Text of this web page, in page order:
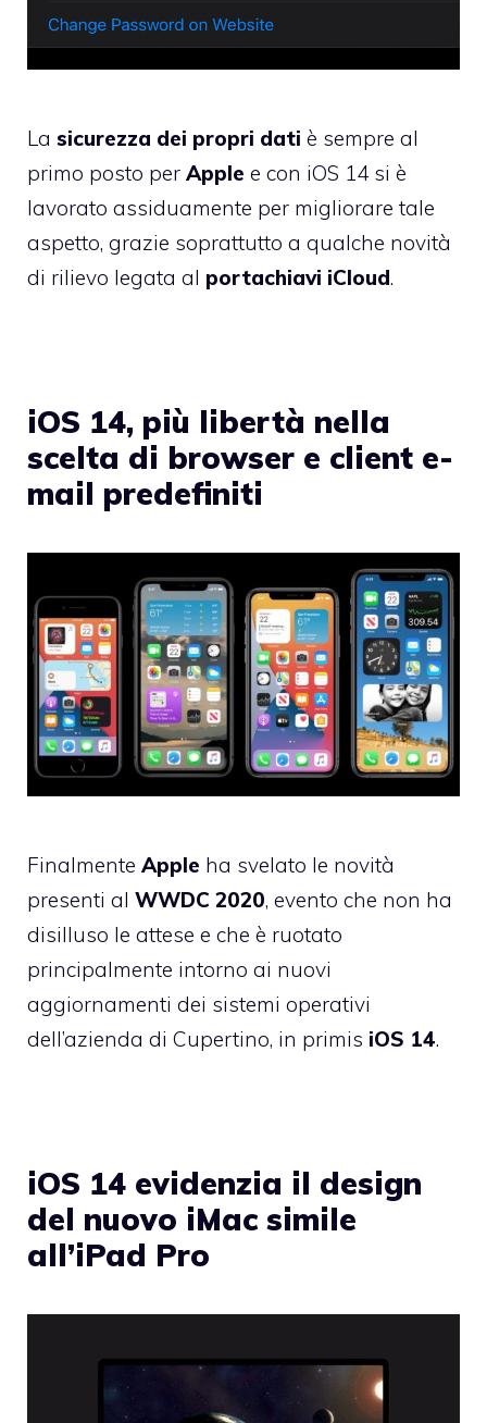
La sicurezza dei propri dati è sempre al
primo posto per Apple e con iOS 14 si è
lavorato assiduamente per migliorare tale
aspetto, grazie soprattutto a qualche novità
di rilievo legata al portachiavi iCloud.
iOS 14, più libertà nella
scelta di browser e client e-
mail predefiniti
Finalmente Apple ha svelato le novità
presenti al WWDC 2020, evento che non ha
disilluso le attese e che è ruotato
principalmente intorno ai nuovi
aggiornamenti dei sistemi operativi
dell’azienda di Cupertino, in primis iOS 14.
iOS 14 evidenzia il design
del nuovo iMac simile
all’iPad Pro